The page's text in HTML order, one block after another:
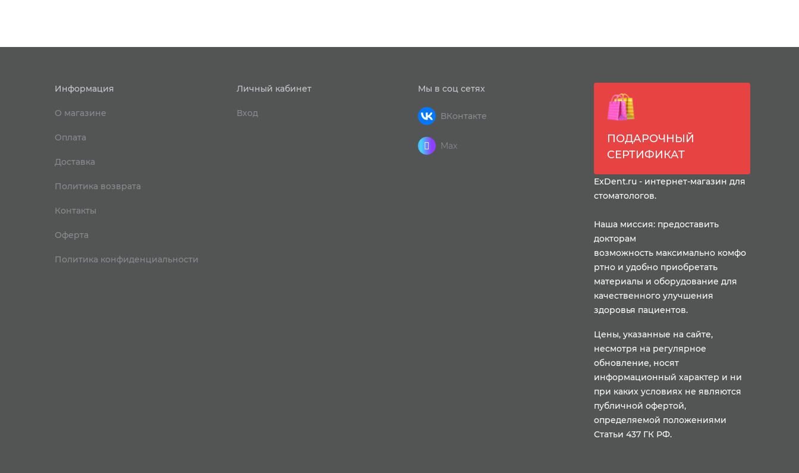
Информация
О магазине
Оплата
Доставка
Политика возврата
Контакты
Оферта
Политика конфиденциальности
Личный кабинет
Вход
Мы в соц сетях
ВКонтакте
ПОДАРОЧНЫЙ
СЕРТИФИКАТ
ExDent.ru - интернет-магазин для
стоматологов.
Наша миссия: предоставить
докторам
возможность максимально комфо
ртно и удобно приобретать
материалы и оборудование для
качественного улучшения
здоровья пациентов.
Цены, указанные на сайте,
несмотря на регулярное
обновление, носят
информационный характер и ни
при каких условиях не являются
публичной офертой,
определяемой положениями
Статьи 437 ГК РФ.